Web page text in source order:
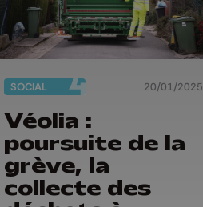
SOCIAL 20/01/2025
Véolia :
poursuite de la
grève, la
collecte des